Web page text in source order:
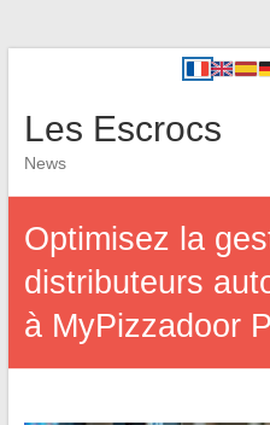
Les Escrocs
News
Optimisez la
distributeurs
à MyPizzadoor